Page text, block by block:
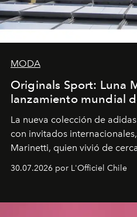
MODA
Originals Sport: Luna
lanzamiento mundial
La nueva colección de
con invitados
Marinetti, quien vivió de
30.07.2026 por L'Officiel Chile